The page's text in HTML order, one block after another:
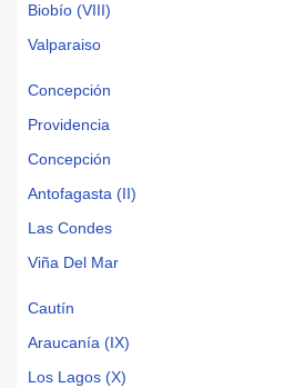
Biobío (VIII)
Valparaiso
Concepción
Providencia
Concepción
Antofagasta (II)
Las Condes
Viña Del Mar
Cautín
Araucanía (IX)
Los Lagos (X)